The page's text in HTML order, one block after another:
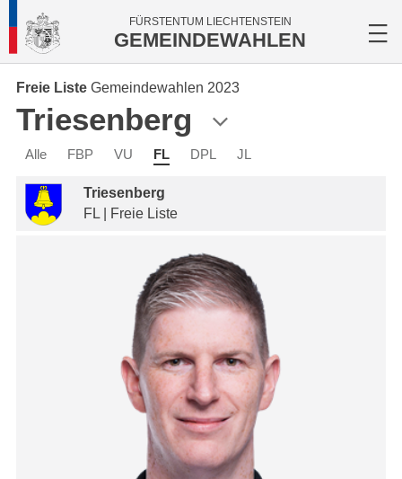
FÜRSTENTUM LIECHTENSTEIN
GEMEINDEWAHLEN
Freie Liste Gemeindewahlen 2023
Triesenberg
Alle FBP VU FL DPL JL
Triesenberg
FL | Freie Liste